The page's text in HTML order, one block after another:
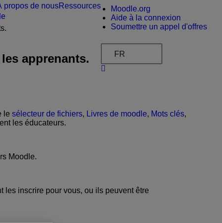
propos de nousRessources
Moodle.org
Aide à la connexion
Soumettre un appel d'offres
FR
apprenants.
le sélecteur de fichiers, Livres de moodle, Mots clés,
les éducateurs.
Moodle.
les inscrire pour vous, ou ils peuvent être